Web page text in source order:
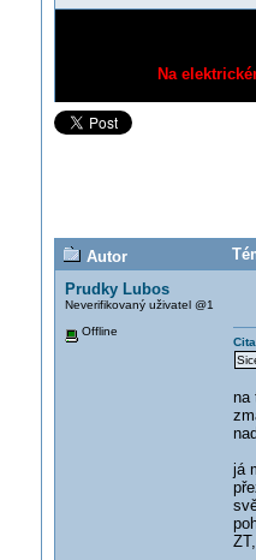
Na
Autor
Prudky Lubos
Neverifikovaný uživatel @1
Offline
na
já